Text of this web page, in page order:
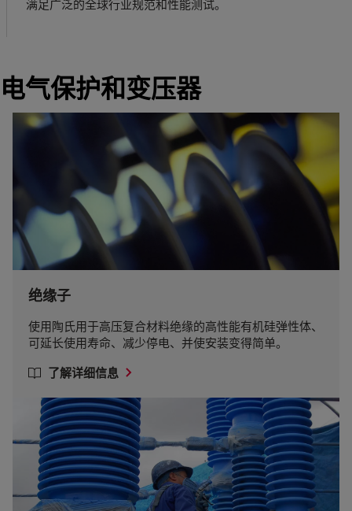
满足广泛的全球行业规范和性能测试。
电气保护和变压器
绝缘子
使用陶氏用于高压复合材料绝缘的高性能有机硅弹性体、
可延长使用寿命、减少停电、并使安装变得简单。
了解详细信息